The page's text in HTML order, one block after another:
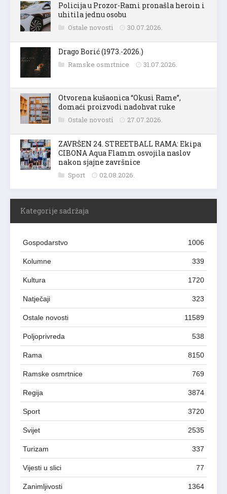
Policija u Prozor-Rami pronašla heroin i
uhitila jednu osobu
Ostale novosti 30.07.2026.
Drago Borić (1973.-2026.)
Ramske osmrtnice 31.07.2026.
Otvorena kušaonica “Okusi Rame”,
domaći proizvodi nadohvat ruke
Ostale novosti 27.07.2026.
ZAVRŠEN 24. STREETBALL RAMA: Ekipa
CIBONA Aqua Flamm osvojila naslov
nakon sjajne završnice
Sport 02.08.2026.
Kategorije sadržaja
Gospodarstvo 1006
Kolumne 339
Kultura 1720
Natječaji 323
Ostale novosti 11589
Poljoprivreda 538
Rama 8150
Ramske osmrtnice 769
Regija 3874
Sport 3720
Svijet 2535
Turizam 337
Vijesti u slici 77
Zanimljivosti 1364